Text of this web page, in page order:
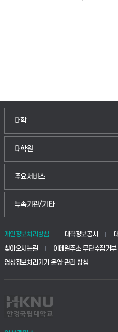
대학
인문융합공공인재학부
법경영학부
생명공학부
사회안전시스템공학부
대학원
일반대학원
산업대학원
공공정책대학원
교육대학원
주요서비스
입학안내
웹메일
학사시스템(전문학사 및 전공심화)
사이버캠퍼스(전문학사 및 전공심화)
시설바로처리서비스
부속기관/기타
중앙도서관
학생생활관(안성)
산학협력단
개인정보처리방침 대학정보공시
찾아오시는길
이메일주소 무단수집거부
영상정보처리기기 운영·관리 방침